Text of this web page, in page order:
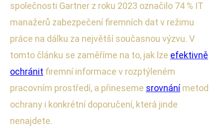
společnosti Gartner z roku 2023 označilo 74 % IT
manažerů zabezpečení firemních dat v režimu
práce na dálku za největší současnou výzvu. V
tomto článku se zaměříme na to, jak lze efektivně
ochránit firemní informace v rozptýleném
pracovním prostředí, a přineseme srovnánímetod
ochrany i konkrétní doporučení, která jinde
nenajdete.